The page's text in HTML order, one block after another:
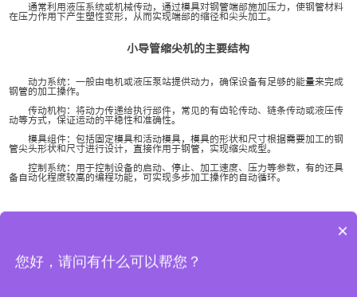
通常利用液压系统或机械传动，通过模具对钢管端部施加压力，使钢管材料
在压力作用下产生塑性变形，从而实现端部的缩径和尖头加工。
小导管缩尖机的主要结构
动力系统：一般由电机或液压泵站提供动力，确保设备有足够的能量来完成
钢管的加工操作。
传动机构：将动力传递给执行部件，常见的有齿轮传动、链条传动或液压传
动等方式，保证运动的平稳性和准确性。
模具组件：包括固定模具和活动模具，模具的形状和尺寸根据需要加工的钢
管尖头形状和尺寸进行设计，直接作用于钢管，实现缩尖成型。
控制系统：用于控制设备的启动、停止、加工速度、压力等参数，有的还具
备自动化程度较高的编程功能，可实现多步加工操作的自动循环。
工加工或其他加工方式，可节省大量的时间和人力成本。
×
您好，请问有什么可以帮您？